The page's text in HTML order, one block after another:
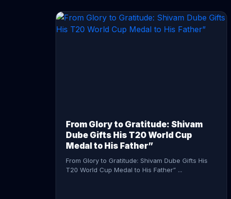
From Glory to Gratitude: Shivam
Dube Gifts His T20 World Cup
Medal to His Father”
From Glory to Gratitude: Shivam Dube Gifts His
T20 World Cup Medal to His Father” ...